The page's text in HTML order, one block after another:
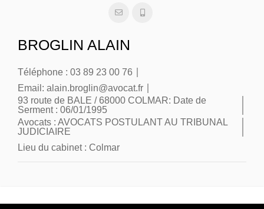
BROGLIN ALAIN
Téléphone : 03 89 23 00 76
Email: alain.broglin@avocat.fr
93 route de BALE / 68000 COLMAR: Date de
Serment : 06/01/1995
Avocats : AVOCATS POSTULANT AU TRIBUNAL
JUDICIAIRE
Lieu du cabinet : Colmar